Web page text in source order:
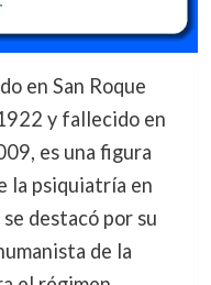
en San Roque
y fallecido en
es una figura
la psiquiatría en
destacó por su
de la